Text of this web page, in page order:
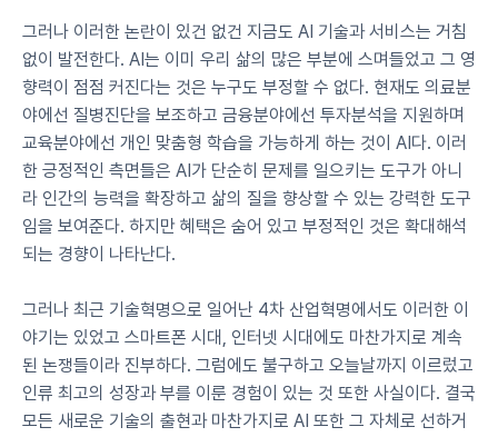
그러나 이러한 논란이 있건 없건 지금도 AI 기술과 서비스는 거침
없이 발전한다. AI는 이미 우리 삶의 많은 부분에 스며들었고 그 영
향력이 점점 커진다는 것은 누구도 부정할 수 없다. 현재도 의료분
야에선 질병진단을 보조하고 금융분야에선 투자분석을 지원하며
교육분야에선 개인 맞춤형 학습을 가능하게 하는 것이 AI다. 이러
한 긍정적인 측면들은 AI가 단순히 문제를 일으키는 도구가 아니
라 인간의 능력을 확장하고 삶의 질을 향상할 수 있는 강력한 도구
임을 보여준다. 하지만 혜택은 숨어 있고 부정적인 것은 확대해석
되는 경향이 나타난다.
그러나 최근 기술혁명으로 일어난 4차 산업혁명에서도 이러한 이
야기는 있었고 스마트폰 시대, 인터넷 시대에도 마찬가지로 계속
된 논쟁들이라 진부하다. 그럼에도 불구하고 오늘날까지 이르렀고
인류 최고의 성장과 부를 이룬 경험이 있는 것 또한 사실이다. 결국
모든 새로운 기술의 출현과 마찬가지로 AI 또한 그 자체로 선하거